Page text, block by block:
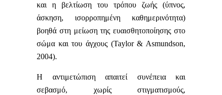
και η βελτίωση του τρόπου ζωής (ύπνος,
άσκηση, ισορροπημένη καθημερινότητα)
βοηθά στη μείωση της ευαισθητοποίησης στο
σώμα και του άγχους (Taylor & Asmundson,
2004).
Η αντιμετώπιση απαιτεί συνέπεια και
σεβασμό, χωρίς στιγματισμούς,